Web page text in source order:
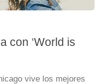
con ‘World is
vive los mejores